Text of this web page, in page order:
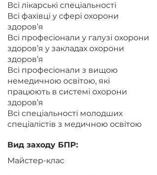
Всі лікарські спеціальності
Всі фахівці у сфері охорони
здоров’я
Всі професіонали у галузі охорони
здоров’я у закладах охорони
здоров’я
Всі професіонали з вищою
немедичною освітою, які
працюють в системі охорони
здоров’я
Всі спеціальності молодших
спеціалістів з медичною освітою
Вид заходу БПР:
Майстер-клас